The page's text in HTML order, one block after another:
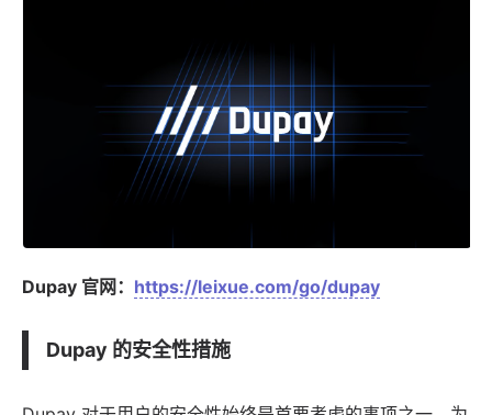
Dupay 官网： https://leixue.com/go/dupay
Dupay 的安全性措施